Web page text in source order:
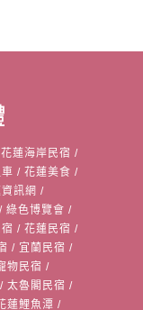
花蓮海岸民宿 /
/ 花蓮美食 /
訊網 /
/ 綠色博覽會 /
/ 花蓮民宿 /
/ 宜蘭民宿 /
物民宿 /
/ 太魯閣民宿 /
蓮鯉魚潭 /